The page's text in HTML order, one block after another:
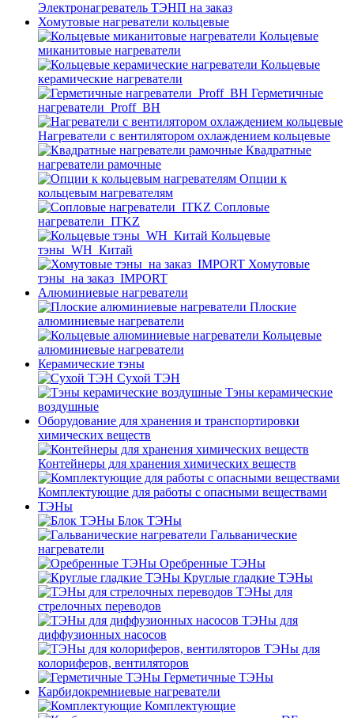
Электронагреватель ТЭНП на заказ
Хомутовые нагреватели кольцевые
Кольцевые
миканитовые нагреватели
Кольцевые
керамические нагреватели
Герметичные
нагреватели_Proff_BH
Нагреватели с вентилятором охлаждением кольцевые
Квадратные
нагреватели рамочные
Опции к
кольцевым нагревателям
Cопловые
нагреватели_ITKZ
Кольцевые
тэны_WH_Китай
Хомутовые
тэны_на заказ_IMPORT
Алюминиевые нагреватели
Плоские
алюминиевые нагреватели
Кольцевые
алюминиевые нагреватели
Керамические тэны
Сухой ТЭН
Тэны керамические
воздушные
Оборудование для хранения и транспортировки
химических веществ
Контейнеры для хранения химических веществ
Комплектующие для работы с опасными веществами
ТЭНы
Блок ТЭНы
Гальванические
нагреватели
Оребренные ТЭНы
Круглые гладкие ТЭНы
ТЭНы для
стрелочных переводов
ТЭНы для
диффузионных насосов
ТЭНы для
колориферов, вентиляторов
Герметичные ТЭНы
Карбидокремниевые нагреватели
Комплектующие